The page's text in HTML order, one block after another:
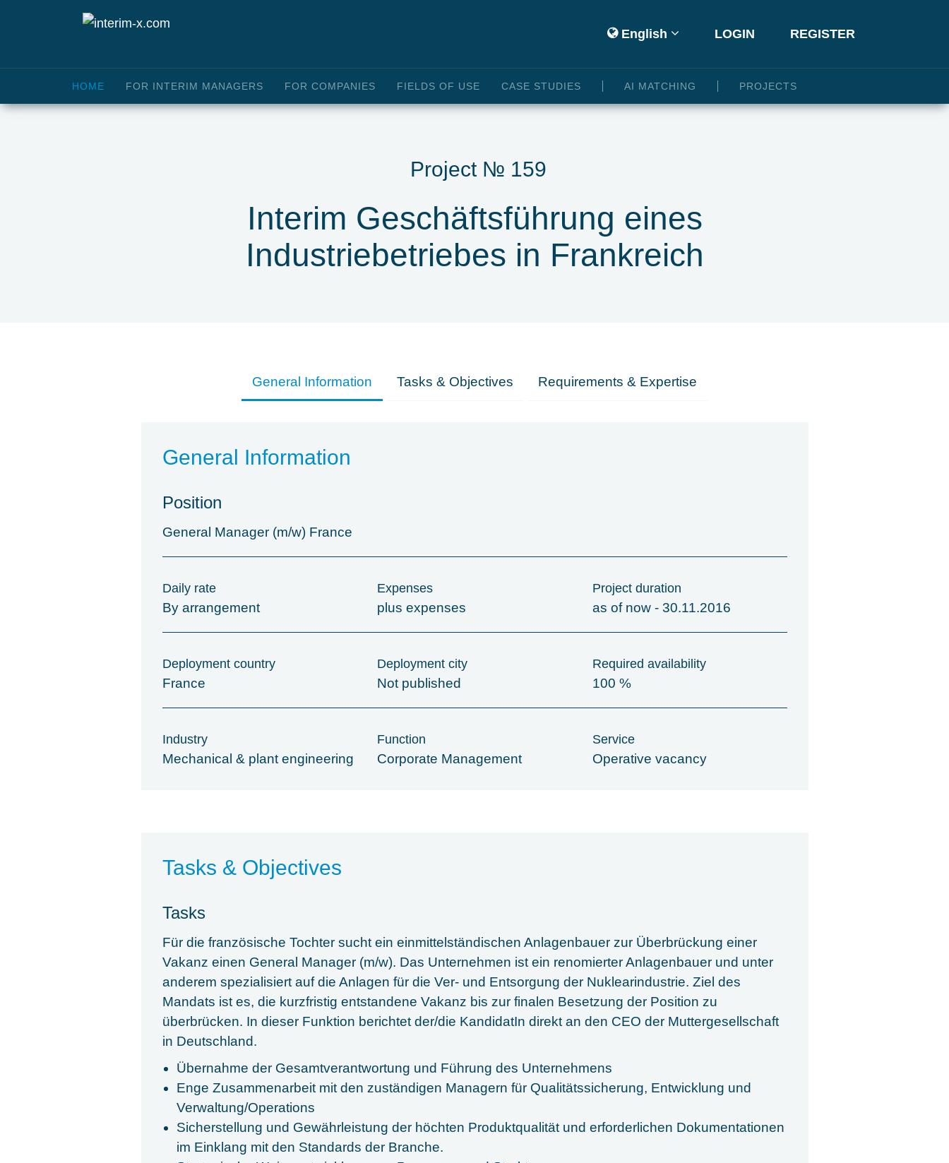
English LOGIN REGISTER
HOME FOR INTERIM MANAGERS FOR COMPANIES FIELDS OF USE CASE STUDIES AI MATCHING PROJECTS
Project № 159
Interim Geschäftsführung eines
Industriebetriebes in Frankreich
General Information Tasks & Objectives Requirements & Expertise
General Information
Position
General Manager (m/w) France
Daily rate
By arrangement
Expenses
plus expenses
Project duration
as of now - 30.11.2016
Deployment country
France
Deployment city
Not published
Required availability
100 %
Industry
Mechanical & plant engineering
Function
Corporate Management
Service
Operative vacancy
Tasks & Objectives
Tasks
Für die französische Tochter sucht ein einmittelständischen Anlagenbauer zur Überbrückung einer
Vakanz einen General Manager (m/w). Das Unternehmen ist ein renomierter Anlagenbauer und unter
anderem spezialisiert auf die Anlagen für die Ver- und Entsorgung der Nuklearindustrie. Ziel des
Mandats ist es, die kurzfristig entstandene Vakanz bis zur finalen Besetzung der Position zu
überbrücken. In dieser Funktion berichtet der/die KandidatIn direkt an den CEO der Muttergesellschaft
in Deutschland.
Übernahme der Gesamtverantwortung und Führung des Unternehmens
Enge Zusammenarbeit mit den zuständigen Managern für Qualitätssicherung, Entwicklung und
Verwaltung/Operations
Sicherstellung und Gewährleistung der höchten Produktqualität und erforderlichen Dokumentationen
im Einklang mit den Standards der Branche.